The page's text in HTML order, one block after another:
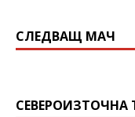
СЛЕДВАЩ МАЧ
СЕВЕРОИЗТОЧНА